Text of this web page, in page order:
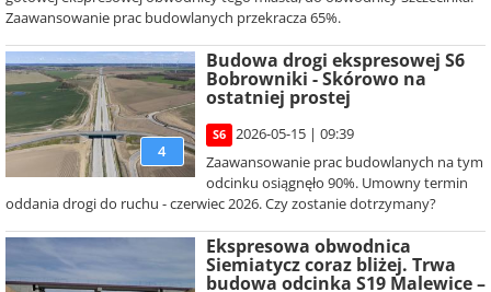
Zaawansowanie prac budowlanych przekracza 65%.
4
Budowa drogi ekspresowej S6
Bobrowniki - Skórowo na
ostatniej prostej
S6
2026-05-15 | 09:39
Zaawansowanie prac budowlanych na tym
odcinku osiągnęło 90%. Umowny termin
oddania drogi do ruchu - czerwiec 2026. Czy zostanie dotrzymany?
Ekspresowa obwodnica
Siemiatycz coraz bliżej. Trwa
budowa odcinka S19 Malewice –